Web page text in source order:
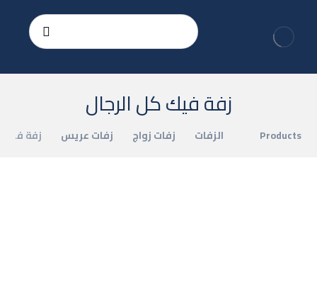
زفة فيك كل الرجال
Products الزفات زفات زواج زفات عريس زفة فيك